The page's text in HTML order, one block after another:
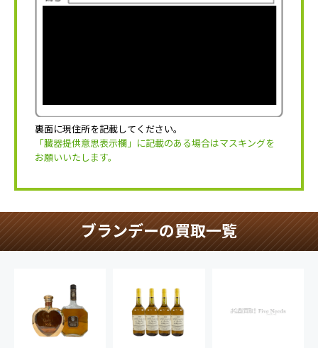
裏面に現住所を記載してください。
「臓器提供意思表示欄」に記載のある場合はマスキングを
お願いいたします。
ブランデーの買取一覧